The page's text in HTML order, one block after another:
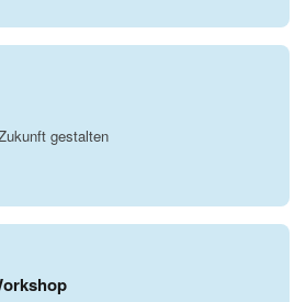
gestalten